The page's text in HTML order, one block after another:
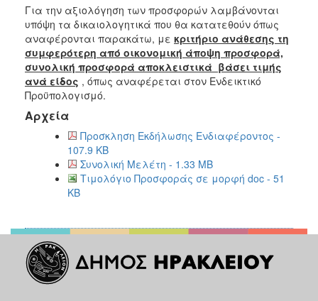
ΠΟΛΙΤΙΣΜΟΣ
ΑΝΘΕΚΤΙΚΗ
ΠΟΛΗ
Για την αξιολόγηση των προσφορών λαμβάνονται
υπόψη τα δικαιολογητικά που θα κατατεθούν όπως
αναφέρονται παρακάτω, με κριτήριο ανάθεσης τη
συμφερότερη από οικονομική άποψη προσφορά,
συνολική προσφορά αποκλειστικά βάσει τιμής
ανά είδος , όπως αναφέρεται στον Ενδεικτικό
Προϋπολογισμό.
Αρχεία
Προσκληση Εκδήλωσης Ενδιαφέροντος -
107.9 KB
Συνολική Μελέτη - 1.33 MB
Τιμολόγιο Προσφοράς σε μορφή doc - 51
KB